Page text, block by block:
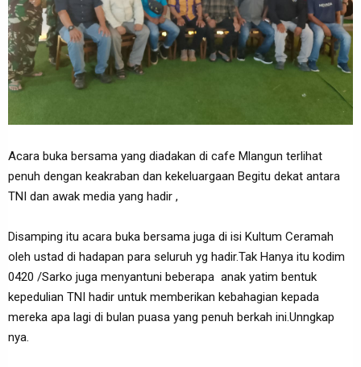
Acara buka bersama yang diadakan di cafe Mlangun terlihat
penuh dengan keakraban dan kekeluargaan Begitu dekat antara
TNI dan awak media yang hadir ,
Disamping itu acara buka bersama juga di isi Kultum Ceramah
oleh ustad di hadapan para seluruh yg hadir.Tak Hanya itu kodim
0420 /Sarko juga menyantuni beberapa anak yatim bentuk
kepedulian TNI hadir untuk memberikan kebahagian kepada
mereka apa lagi di bulan puasa yang penuh berkah ini.Unngkap
nya.